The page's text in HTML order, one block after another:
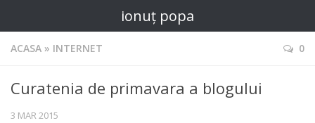
ionuț popa
ACASA » INTERNET 0
Curatenia de primavara a blogului
3 MAR 2015